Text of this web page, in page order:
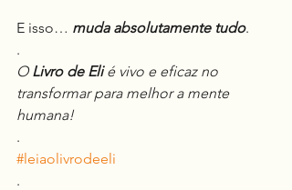
E isso… muda absolutamente tudo.
.
O Livro de Eli é vivo e eficaz no
transformar para melhor a mente
humana!
.
#leiaolivrodeeli
.